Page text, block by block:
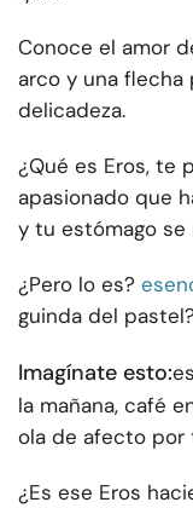
Conoce el amor
arco y una
delicadeza.
¿Qué es Eros, te
apasionado que
y tu estómago se
¿Pero lo es?
guinda del pastel?
Imagínate esto:
la mañana, café
ola de afecto por
¿Es ese Eros